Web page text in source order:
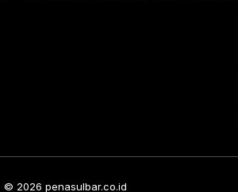
© 2026 penasulbar.co.id